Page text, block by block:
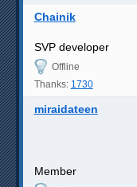
Chainik
SVP developer
Offline
Thanks: 1730
miraidateen
Member